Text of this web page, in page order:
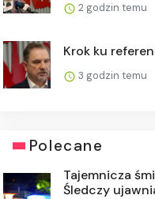
2 godzin temu
Krok ku
3 godzin temu
Polecane
Tajemnicza
Śledczy